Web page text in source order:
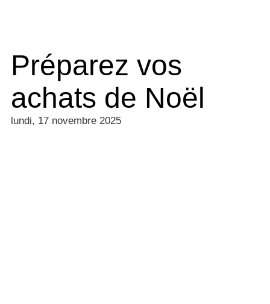
Préparez vos
achats de Noël
lundi, 17 novembre 2025